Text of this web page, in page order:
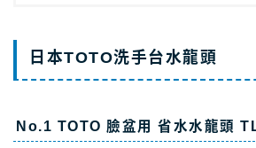
日本TOTO洗手台水龍頭
No.1 TOTO 臉盆用 省水水龍頭